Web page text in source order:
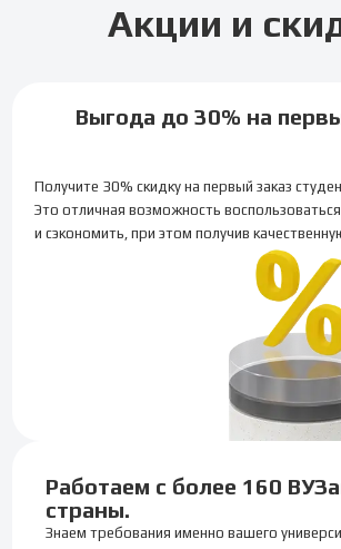
Акции и
Выгода до 30% на
Получите 30% скидку на первый заказ
Это отличная возможность
и сэкономить, при этом получив
Работаем с более 160
страны.
Знаем требования именно вашего